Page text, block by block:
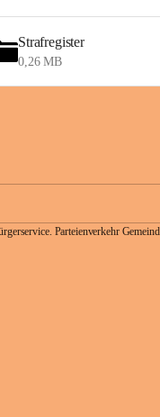
Strafregister
0,26 MB
Parteienverkehr